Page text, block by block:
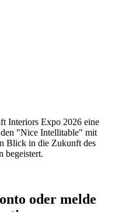
Interiors Expo 2026 eine
"Nice Intellitable" mit
Blick in die Zukunft des
begeistert.
oder melde